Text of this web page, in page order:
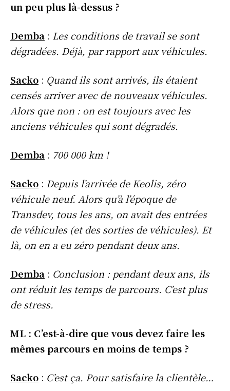
un peu plus là-dessus ?
Demba : Les conditions de travail se sont
dégradées. Déjà, par rapport aux véhicules.
Sacko : Quand ils sont arrivés, ils étaient
censés arriver avec de nouveaux véhicules.
Alors que non : on est toujours avec les
anciens véhicules qui sont dégradés.
Demba : 700 000 km !
Sacko : Depuis l’arrivée de Keolis, zéro
véhicule neuf. Alors qu’à l’époque de
Transdev, tous les ans, on avait des entrées
de véhicules (et des sorties de véhicules). Et
là, on en a eu zéro pendant deux ans.
Demba : Conclusion : pendant deux ans, ils
ont réduit les temps de parcours. C’est plus
de stress.
ML : C’est-à-dire que vous devez faire les
mêmes parcours en moins de temps ?
Sacko : C’est ça. Pour satisfaire la clientèle…